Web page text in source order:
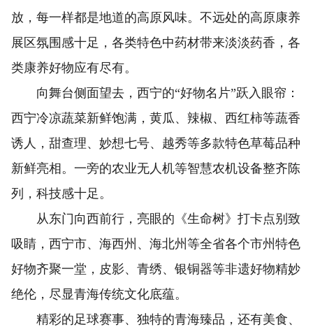
放，每一样都是地道的高原风味。不远处的高原康养
展区氛围感十足，各类特色中药材带来淡淡药香，各
类康养好物应有尽有。
向舞台侧面望去，西宁的“好物名片”跃入眼帘：
西宁冷凉蔬菜新鲜饱满，黄瓜、辣椒、西红柿等蔬香
诱人，甜查理、妙想七号、越秀等多款特色草莓品种
新鲜亮相。一旁的农业无人机等智慧农机设备整齐陈
列，科技感十足。
从东门向西前行，亮眼的《生命树》打卡点别致
吸睛，西宁市、海西州、海北州等全省各个市州特色
好物齐聚一堂，皮影、青绣、银铜器等非遗好物精妙
绝伦，尽显青海传统文化底蕴。
精彩的足球赛事、独特的青海臻品，还有美食、